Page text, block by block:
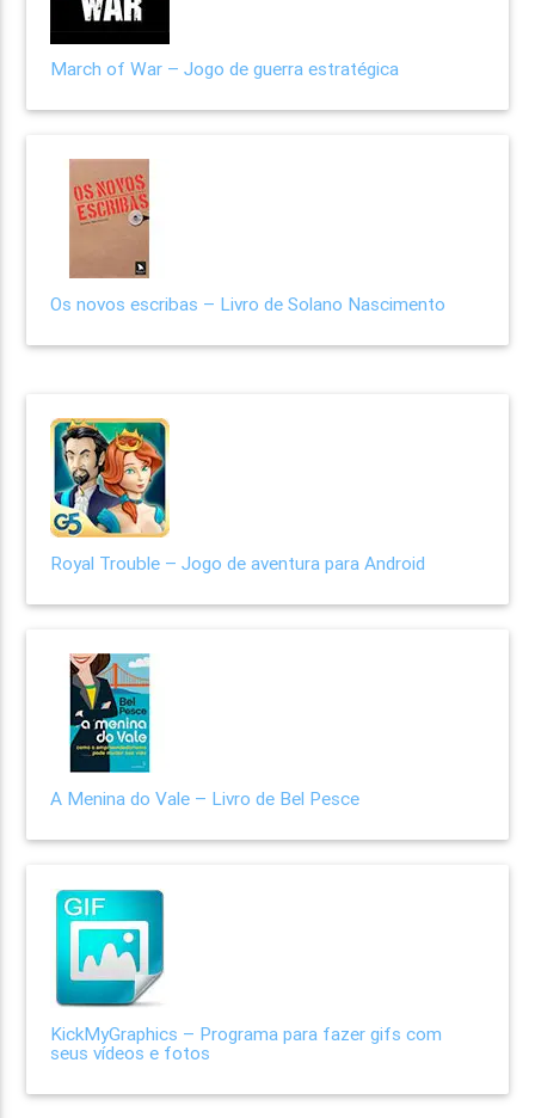
March of War – Jogo de guerra estratégica
Os novos escribas – Livro de Solano Nascimento
Royal Trouble – Jogo de aventura para Android
A Menina do Vale – Livro de Bel Pesce
KickMyGraphics – Programa para fazer gifs com
seus vídeos e fotos